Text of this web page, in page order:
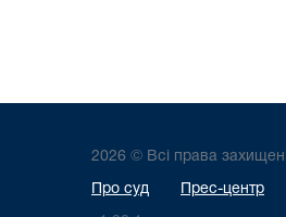
2026 © Всі права захищені
Про суд Прес-центр